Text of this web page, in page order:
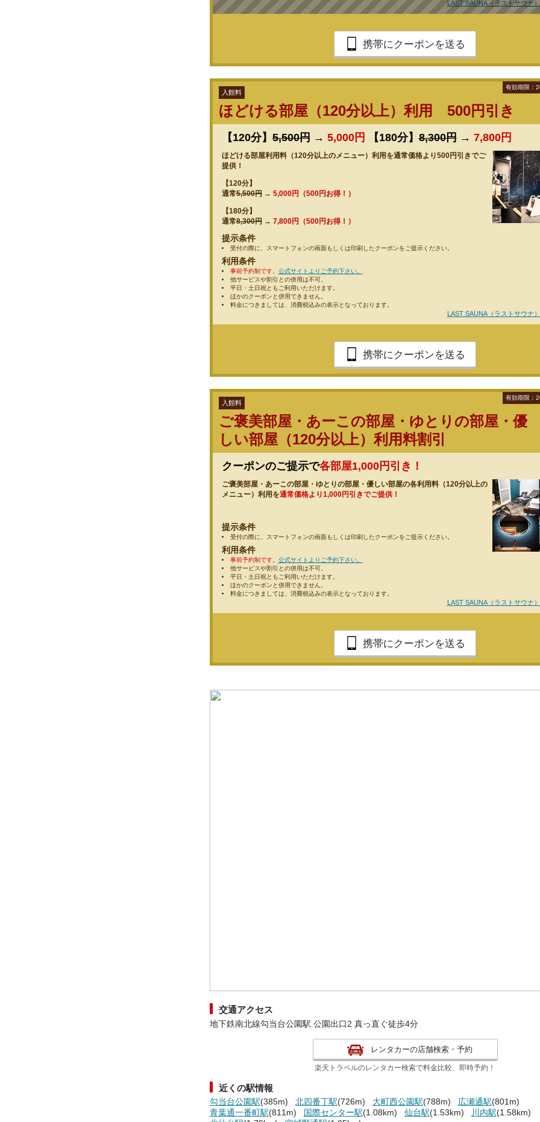
LAST SAUNA（ラストサウナ
携帯にクーポンを送る
入館料
ほどける部屋（120分以上）利用 500円引き
有効期限：
【120分】5,500円→ 5,000円 【180分】8,300円→ 7,800円
ほどける部屋利用料（120分以上のメニュー）利用を通常価格より500円引きでご
提供！
【120分】
通常5,500円→ 5,000円（500円お得！）
【180分】
通常8,300円→ 7,800円（500円お得！）
提示条件
受付の際に、スマートフォンの画面もしくは印刷したクーポンをご提示ください。
利用条件
事前予約制です。 公式サイトよりご予約下さい。
他サービスや割引との併用は不可。
平日・土日祝ともご利用いただけます。
ほかのクーポンと併用できません。
料金につきましては、消費税込みの表示となっております。
LAST SAUNA（ラストサウナ
携帯にクーポンを送る
入館料
ご褒美部屋・あーこの部屋・ゆとりの部屋・優
しい部屋（120分以上）利用料割引
有効期限：
クーポンのご提示で各部屋1,000円引き！
ご褒美部屋・あーこの部屋・ゆとりの部屋・優しい部屋の各利用料（120分以上の
メニュー）利用を通常価格より1,000円引きでご提供！
提示条件
受付の際に、スマートフォンの画面もしくは印刷したクーポンをご提示ください。
利用条件
事前予約制です。 公式サイトよりご予約下さい。
他サービスや割引との併用は不可。
平日・土日祝ともご利用いただけます。
ほかのクーポンと併用できません。
料金につきましては、消費税込みの表示となっております。
LAST SAUNA（ラストサウナ
携帯にクーポンを送る
交通アクセス
地下鉄南北線勾当台公園駅 公園出口2 真っ直ぐ徒歩4分
レンタカーの店舗検索・予約
楽天トラベルのレンタカー検索で料金比較、即時予約！
近くの駅情報
勾当台公園駅(385m) 北四番丁駅(726m) 大町西公園駅(788m) 広瀬通駅(801m)
青葉通一番町駅(811m) 国際センター駅(1.08km) 仙台駅(1.53km) 川内駅(1.58km)